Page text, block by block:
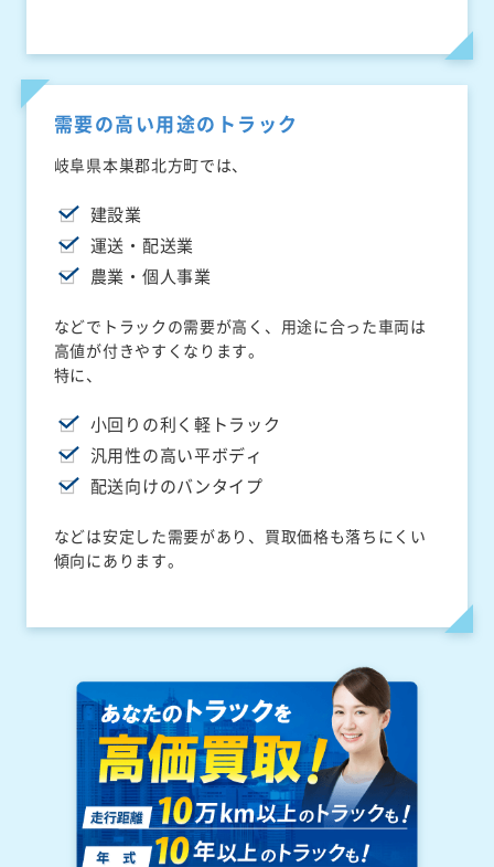
需要の高い用途のトラック
岐阜県本巣郡北方町では、
建設業
運送・配送業
農業・個人事業
などでトラックの需要が高く、用途に合った車両は
高値が付きやすくなります。
特に、
小回りの利く軽トラック
汎用性の高い平ボディ
配送向けのバンタイプ
などは安定した需要があり、買取価格も落ちにくい
傾向にあります。